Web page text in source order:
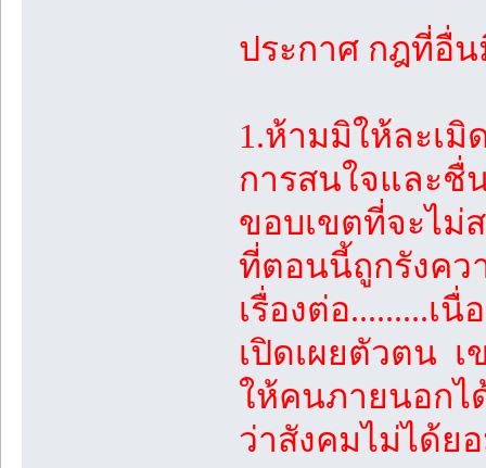
ประกาศ กฎที่อื่
1.ห้ามมิให้ละเ
การสนใจและชื่
ขอบเขตที่จะไม่
ที่ตอนนี้ถูกรังคว
เรื่องต่อ.........เนื่
เปิดเผยตัวตน
ให้คนภายนอกไ
ว่าสังคมไม่ได้ย